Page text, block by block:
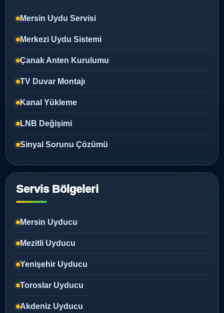
Mersin Uydu Servisi
Merkezi Uydu Sistemi
Çanak Anten Kurulumu
TV Duvar Montajı
Kanal Yükleme
LNB Değişimi
Sinyal Sorunu Çözümü
Servis Bölgeleri
Mersin Uyducu
Mezitli Uyducu
Yenişehir Uyducu
Toroslar Uyducu
Akdeniz Uyducu